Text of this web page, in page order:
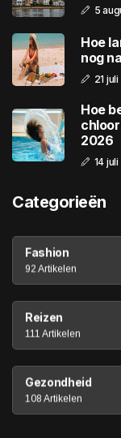
5
Hoe
nog
21
Hoe
2026
14
Categorieën
Fashion
92 Artikelen
Reizen
111 Artikelen
Gezondheid
108 Artikelen